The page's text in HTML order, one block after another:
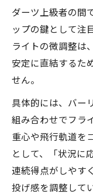
ダーツ上級者の間
ップの鍵として注
ライトの微調整は
安定に直結するた
せん。
具体的には、バー
組み合わせでフラ
重心や飛行軌道を
として、「状況に
連続得点がしやす
投げ感を調整して